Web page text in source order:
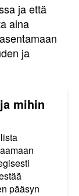
ja että
aina
ja
mihin
pääsyn